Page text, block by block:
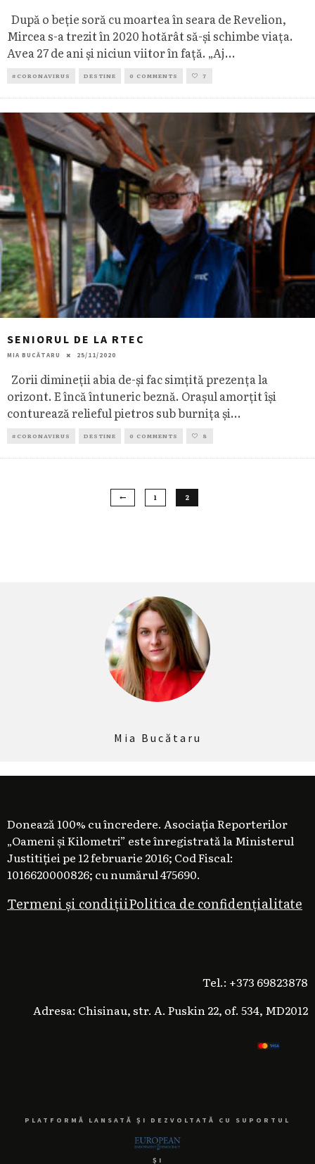
După o beție soră cu moartea în seara de Revelion,
Mircea s-a trezit în 2020 hotărât să-și schimbe viața.
Avea 27 de ani și niciun viitor în față. „Aj...
#CORONAVIRUS DESTINE 0 COMMENTS 7
SENIORUL DE LA RTEC
MIA BUCĂTARU 25/11/2020
Zorii dimineții abia de-și fac simțită prezența la
orizont. E încă întuneric beznă. Orașul amorțit își
conturează relieful pietros sub burnița și...
#CORONAVIRUS DESTINE 0 COMMENTS 8
1 2
Mia Bucătaru
Donează 100% cu încredere. Asociația Reporterilor
„Oameni și Kilometri” este înregistrată la Ministerul
Justitiției pe 12 februarie 2016; Cod Fiscal:
1016620000826; cu numărul 475690.
Termeni și condițiiPolitica de confidențialitate
Tel.: +373 69823878
Adresa: Chisinau, str. A. Puskin 22, of. 534, MD2012
PLATFORMĂ LANSATĂ ȘI DEZVOLTATĂ CU SUPORTUL
ȘI